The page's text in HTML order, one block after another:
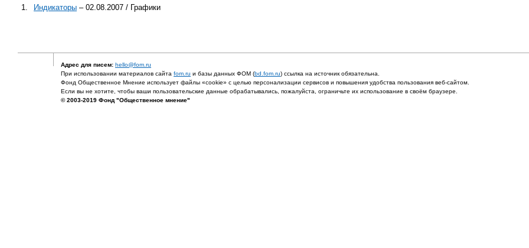
1. Индикаторы – 02.08.2007 / Графики
Адрес для писем: hello@fom.ru
При использовании материалов сайта fom.ru и базы данных ФОМ (bd.fom.ru) ссылка на источник обязательна.
Фонд Общественное Мнение использует файлы «cookie» с целью персонализации сервисов и повышения удобства пользования веб-сайтом.
Если вы не хотите, чтобы ваши пользовательские данные обрабатывались, пожалуйста, ограничьте их использование в своём браузере.
© 2003-2019 Фонд "Общественное мнение"